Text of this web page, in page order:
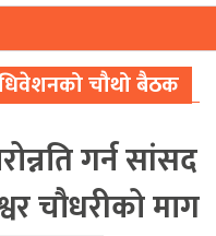
चौथो बैठक
गर्न सांसद
चौधरीकाे माग